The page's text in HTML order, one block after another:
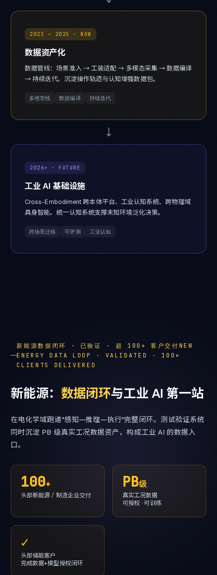
2023 — 2025 · NOW
数据资产化
数据管线：场景准入 → 工装适配 → 多模态采集 → 数据编译
→ 持续迭代。沉淀操作轨迹与认知增强数据包。
多维管线 数据编译 持续迭代
→
2026+ · FUTURE
工业 AI 基础设施
Cross-Embodiment 跨本体平台、工业认知系统、跨物理域
具身智能。统一认知系统支撑未知环境泛化决策。
跨场景迁移 可评测 工业认知
新能源数据闭环 · 已验证 · 超 100+ 客户交付NEW
ENERGY DATA LOOP · VALIDATED · 100+
CLIENTS DELIVERED
新能源： 数据闭环与工业 AI 第一站
在电化学域跑通"感知—推理—执行"完整闭环。测试验证系统
同时沉淀 PB 级真实工况数据资产，构成工业 AI 的数据入
口。
100+
头部新能源 / 制造企业交付
PB级
真实工况数据
可授权 · 可训练
✓
头部储能客户
完成数据+模型授权闭环